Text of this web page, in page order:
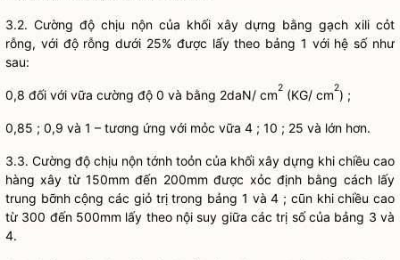
3.2. Cường độ chịu nộn của khối xây dựng bằng gạch xili cỏt
rỗng, với độ rỗng dưới 25% được lấy theo bảng 1 với hệ số như
sau:
0,8 đối với vữa cường độ 0 và bằng 2daN/ cm2 (KG/ cm2) ;
0,85 ; 0,9 và 1 – tương ứng với mỏc vữa 4 ; 10 ; 25 và lớn hơn.
3.3. Cường độ chịu nộn tớnh toỏn của khối xây dựng khi chiều cao
hàng xây từ 150mm đến 200mm được xỏc định bằng cách lấy
trung bỡnh cộng các giỏ trị trong bảng 1 và 4 ; cũn khi chiều cao
từ 300 đến 500mm lấy theo nội suy giữa các trị số của bảng 3 và
4.